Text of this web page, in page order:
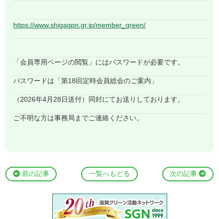
https://www.shigagpn.gr.jp/member_green/
「会員専用ページの閲覧」にはパスワードが必要です。
パスワードは「第18回定時会員総会のご案内」
（2026年4月28日送付）同封にてお送りしております。
ご不明な方は事務局までご連絡ください。
前の記事 一覧へもどる 次の記事